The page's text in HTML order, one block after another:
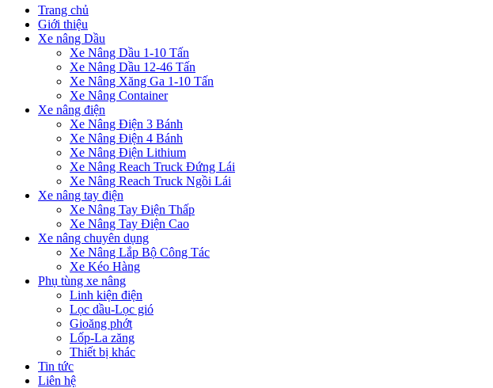
Trang chủ
Giới thiệu
Xe nâng Dầu
Xe Nâng Dầu 1-10 Tấn
Xe Nâng Dầu 12-46 Tấn
Xe Nâng Xăng Ga 1-10 Tấn
Xe Nâng Container
Xe nâng điện
Xe Nâng Điện 3 Bánh
Xe Nâng Điện 4 Bánh
Xe Nâng Điện Lithium
Xe Nâng Reach Truck Đứng Lái
Xe Nâng Reach Truck Ngồi Lái
Xe nâng tay điện
Xe Nâng Tay Điện Thấp
Xe Nâng Tay Điện Cao
Xe nâng chuyên dụng
Xe Nâng Lắp Bộ Công Tác
Xe Kéo Hàng
Phụ tùng xe nâng
Linh kiện điện
Lọc dầu-Lọc gió
Gioăng phớt
Lốp-La zăng
Thiết bị khác
Tin tức
Liên hệ